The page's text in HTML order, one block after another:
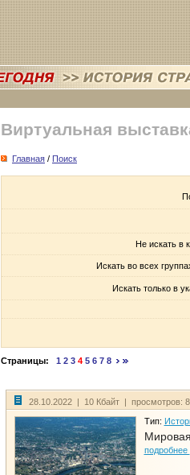
Виртуальная
Главная / Поиск
Не искать в
Искать во всех
Искать только в
Страницы: 1 2 3 4 5 6 7 8
28.10.2022 | 10 Кбайт | просмотров:
Тип:
подробнее